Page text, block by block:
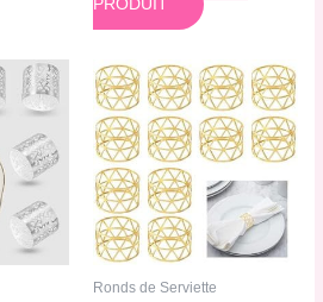
PRODUIT
Ronds de Serviette